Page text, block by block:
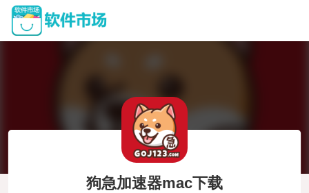
狗急加速器mac下载